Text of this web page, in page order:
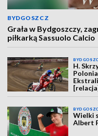
BYDGOSZCZ
Grała w Bydgoszczy,
piłkarką Sassuolo Calcio
H.
Wielki
Albert